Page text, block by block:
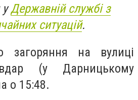
уДержавній службі з
ситуацій.
загоряння на вулиці
(у Дарницькому
о 15:48.